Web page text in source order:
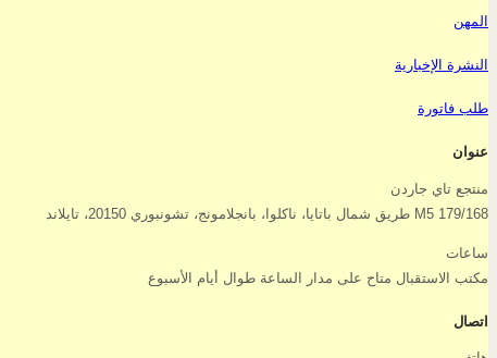
المهن
النشرة الإخبارية
طلب فاتورة
عنوان
منتجع تاي جاردن
179/168 M5 طريق شمال باتايا، ناكلوا، بانجلامونج، تشونبوري 20150، تايلاند
ساعات
مكتب الاستقبال متاح على مدار الساعة طوال أيام الأسبوع
اتصال